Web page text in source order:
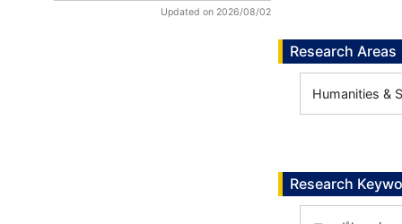
Updated on 2026/08/02
Research Areas
Humanities &
Research